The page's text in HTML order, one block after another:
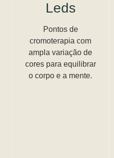
Leds
Pontos de
cromoterapia com
ampla variação de
cores para equilibrar
o corpo e a mente.